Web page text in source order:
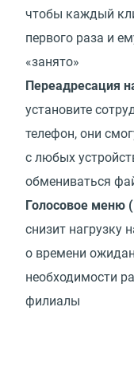
чтобы каждый
первого раза и
«занято»
Переадресация
установите
телефон, они
с любых
обмениваться
Голосовое меню
снизит нагрузку
о времени
необходимости
филиалы